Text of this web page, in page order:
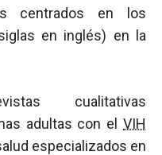
centrados en los
en inglés) en la
cualitativas
adultas con el VIH
especializados en